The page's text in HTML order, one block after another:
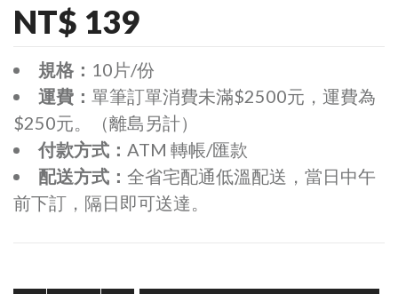
NT$ 139
規格： 10片/份
運費： 單筆訂單消費未滿$2500元，運費為
$250元。（離島另計）
付款方式： ATM 轉帳/匯款
配送方式： 全省宅配通低溫配送，當日中午
前下訂，隔日即可送達。